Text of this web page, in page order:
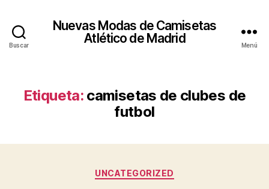
Buscar
Nuevas Modas de Camisetas
Atlético de Madrid
Menú
Etiqueta: camisetas de clubes de
futbol
Categorías
UNCATEGORIZED